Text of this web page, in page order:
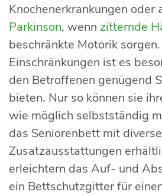
Knochenerkrankungen oder
Parkinson, wenn zitternde
beschränkte Motorik
Einschränkungen ist es
den Betroffenen genügend
bieten. Nur so können sie
wie möglich selbstständig
das Seniorenbett mit
Zusatzausstattungen
erleichtern das Auf- und
ein Bettschutzgitter für